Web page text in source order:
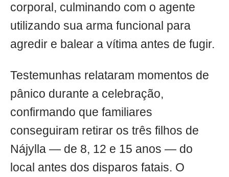
corporal, culminando com o agente
utilizando sua arma funcional para
agredir e balear a vítima antes de fugir.
Testemunhas relataram momentos de
pânico durante a celebração,
confirmando que familiares
conseguiram retirar os três filhos de
Nájylla — de 8, 12 e 15 anos — do
local antes dos disparos fatais. O